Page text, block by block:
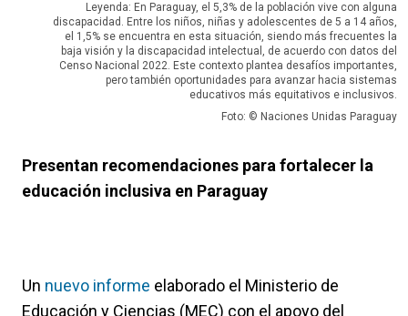
Leyenda: En Paraguay, el 5,3% de la población vive con alguna
discapacidad. Entre los niños, niñas y adolescentes de 5 a 14 años,
el 1,5% se encuentra en esta situación, siendo más frecuentes la
baja visión y la discapacidad intelectual, de acuerdo con datos del
Censo Nacional 2022. Este contexto plantea desafíos importantes,
pero también oportunidades para avanzar hacia sistemas
educativos más equitativos e inclusivos.
Foto: © Naciones Unidas Paraguay
Presentan recomendaciones para fortalecer la
educación inclusiva en Paraguay
Un nuevo informe elaborado el Ministerio de
Educación y Ciencias (MEC) con el apoyo del